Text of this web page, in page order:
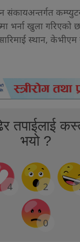
संकायअन्तर्गत
भर्ना खुला
स्थान,
तपाईलाई
भयो ?
4 2
0